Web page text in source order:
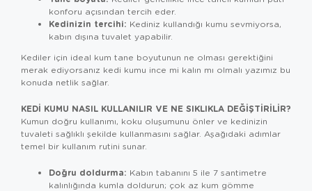
konforu açısından tercih eder.
Kedinizin tercihi: Kediniz kullandığı kumu sevmiyorsa,
kabın dışına tuvalet yapabilir.
Kediler için ideal kum tane boyutunun ne olması gerektiğini
merak ediyorsanız kedi kumu ince mi kalın mı olmalı yazımız bu
konuda netlik sağlar.
KEDI KUMU NASIL KULLANILIR VE NE SIKLIKLA DEĞIŞTIRILIR?
Kumun doğru kullanımı, koku oluşumunu önler ve kedinizin
tuvaleti sağlıklı şekilde kullanmasını sağlar. Aşağıdaki adımlar
temel bir kullanım rutini sunar.
Doğru doldurma: Kabın tabanını 5 ile 7 santimetre
kalınlığında kumla doldurun; çok az kum gömme